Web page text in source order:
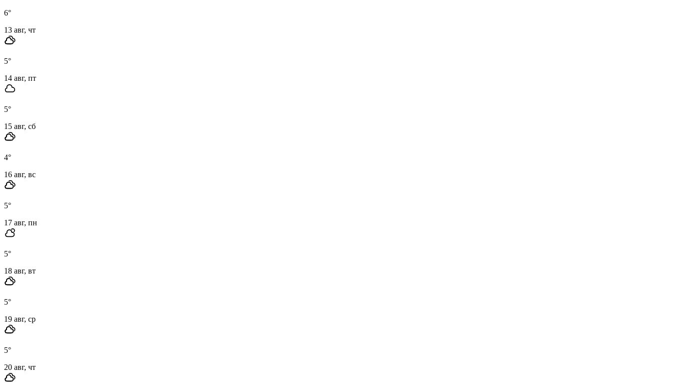
6°
13 авг, чт
5°
14 авг, пт
5°
15 авг, сб
4°
16 авг, вс
5°
17 авг, пн
5°
18 авг, вт
5°
19 авг, ср
5°
20 авг, чт